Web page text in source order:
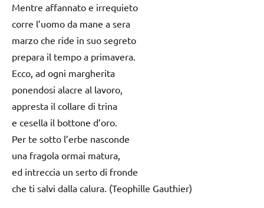
Mentre affannato e irrequieto
corre l’uomo da mane a sera
marzo che ride in suo segreto
prepara il tempo a primavera.
Ecco, ad ogni margherita
ponendosi alacre al lavoro,
appresta il collare di trina
e cesella il bottone d’oro.
Per te sotto l’erbe nasconde
una fragola ormai matura,
ed intreccia un serto di fronde
che ti salvi dalla calura. (Teophille Gauthier)